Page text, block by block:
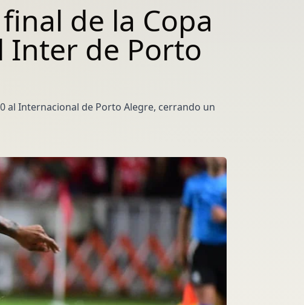
de la Copa
Inter de Porto
al Internacional de Porto Alegre, cerrando un